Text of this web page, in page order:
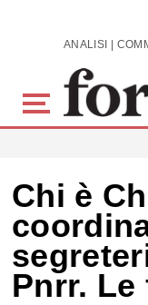
Skip to main
Chi è
Pnrr. Le